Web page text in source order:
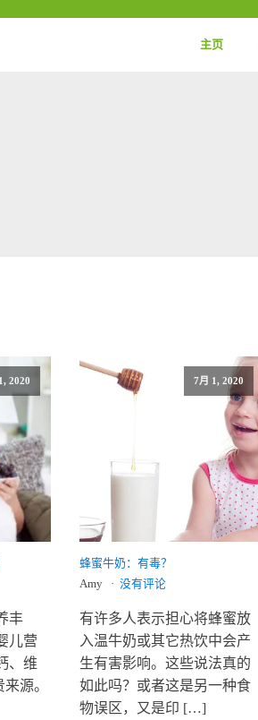
主页
2020
丰
儿营
、维
源。
7月 1, 2020
蜂蜜牛奶：有毒？
Amy 没有评论
有许多人表示担心将蜂蜜放
入温牛奶或其它热饮中会产
生有害影响。这些说法真的
如此吗？或者这是另一种食
物误区，又是印 […]